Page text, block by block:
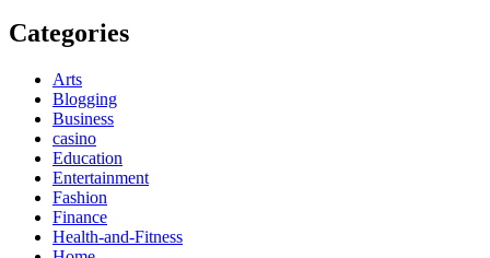
Categories
Arts
Blogging
Business
casino
Education
Entertainment
Fashion
Finance
Health-and-Fitness